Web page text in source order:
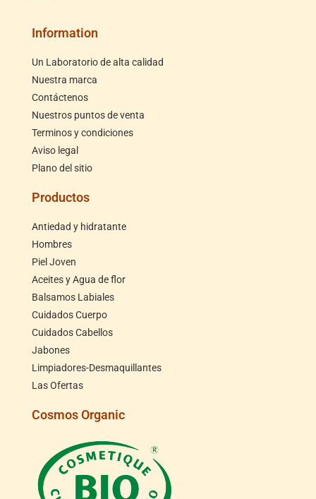
Information
Un Laboratorio de alta calidad
Nuestra marca
Contáctenos
Nuestros puntos de venta
Terminos y condiciones
Aviso legal
Plano del sitio
Productos
Antiedad y hidratante
Hombres
Piel Joven
Aceites y Agua de flor
Balsamos Labiales
Cuidados Cuerpo
Cuidados Cabellos
Jabones
Limpiadores-Desmaquillantes
Las Ofertas
Cosmos Organic